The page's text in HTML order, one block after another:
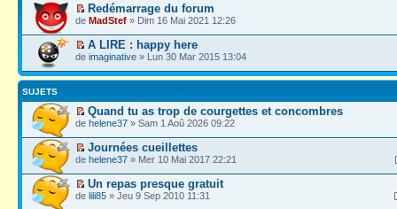
Redémarrage du forum
de MadStef » Dim 16 Mai 2021 12:26
A LIRE : happy here
de imaginative » Lun 30 Mar 2015 13:04
SUJETS
Quand tu as trop de courgettes et concombres
de helene37 » Sam 1 Aoû 2026 09:22
Journées cueillettes
de helene37 » Mer 10 Mai 2017 22:21
Un repas presque gratuit
de lili85 » Jeu 9 Sep 2010 11:31